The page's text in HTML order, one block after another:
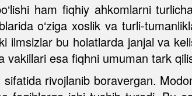
ham fiqhiy ahkomlarni
o‘ziga xoslik va turli-
ilmsizlar bu holatlarda janjal va
vakillari esa fiqhni umuman tark
rivojlanib boravergan.